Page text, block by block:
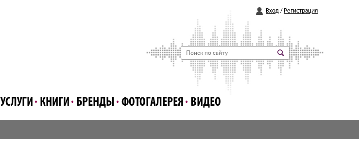
Вход / Регистрация
УСЛУГИ КНИГИ БРЕНДЫ ФОТОГАЛЕРЕЯ ВИДЕО